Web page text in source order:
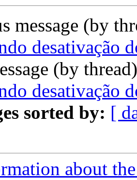
message (by
desativação
(by
desativação
sorted by: [
about